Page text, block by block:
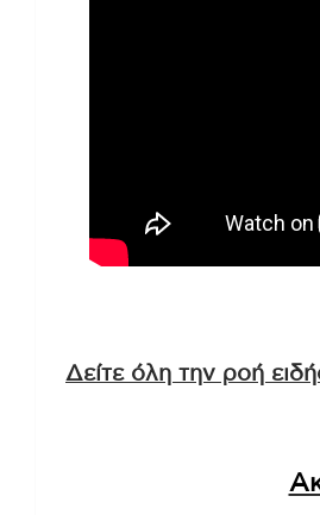
Δείτε όλη την ροή